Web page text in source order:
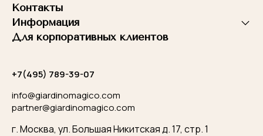
Контакты
Информация
Для корпоративных клиентов
+7(495) 789-39-07
info@giardinomagico.com
partner@giardinomagico.com
г. Москва, ул. Большая Никитская д. 17, стр. 1